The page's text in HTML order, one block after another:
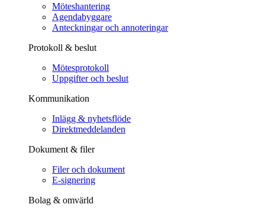
Möteshantering
Agendabyggare
Anteckningar och annoteringar
Protokoll & beslut
Mötesprotokoll
Uppgifter och beslut
Kommunikation
Inlägg & nyhetsflöde
Direktmeddelanden
Dokument & filer
Filer och dokument
E-signering
Bolag & omvärld